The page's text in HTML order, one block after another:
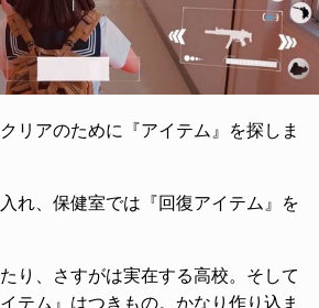
リアのために『アイテム』を探しま
れ、保健室では『回復アイテム』を
り、さすがは実在する高校。そして
テム』はつきもの。かなり作り込ま